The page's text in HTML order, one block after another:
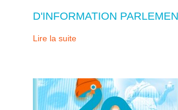
D'INFORMATION
Lire la suite